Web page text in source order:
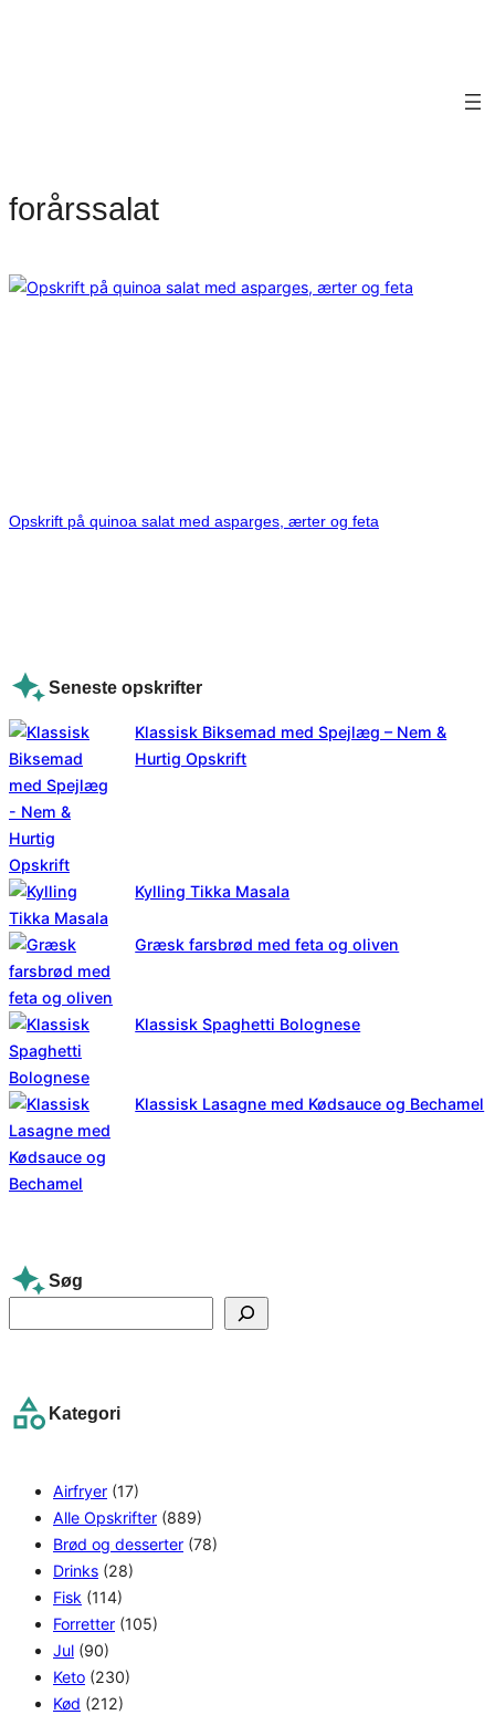
forårssalat
Opskrift på quinoa salat med asparges, ærter og feta
Seneste opskrifter
Klassisk Biksemad med Spejlæg – Nem &
Hurtig Opskrift
Kylling Tikka Masala
Græsk farsbrød med feta og oliven
Klassisk Spaghetti Bolognese
Klassisk Lasagne med Kødsauce og Bechamel
Søg
e
c
Kategori
Airfryer (17)
Alle Opskrifter (889)
Brød og desserter (78)
Drinks (28)
Fisk (114)
Forretter (105)
Jul (90)
Keto (230)
Kød (212)